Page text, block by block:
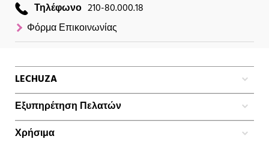
Τηλέφωνο 210-80.000.18
Φόρμα Επικοινωνίας
LECHUZA
Εξυπηρέτηση Πελατών
Χρήσιμα